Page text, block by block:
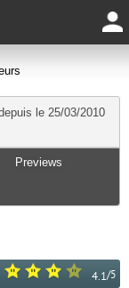
le 25/03/2010
Previews
4.1/5